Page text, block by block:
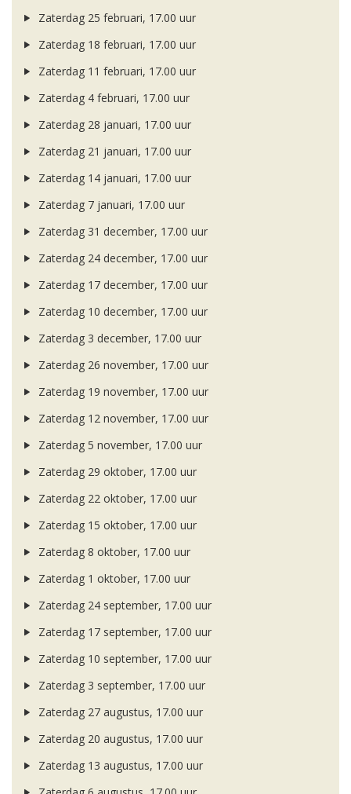
Zaterdag 25 februari, 17.00 uur
Zaterdag 18 februari, 17.00 uur
Zaterdag 11 februari, 17.00 uur
Zaterdag 4 februari, 17.00 uur
Zaterdag 28 januari, 17.00 uur
Zaterdag 21 januari, 17.00 uur
Zaterdag 14 januari, 17.00 uur
Zaterdag 7 januari, 17.00 uur
Zaterdag 31 december, 17.00 uur
Zaterdag 24 december, 17.00 uur
Zaterdag 17 december, 17.00 uur
Zaterdag 10 december, 17.00 uur
Zaterdag 3 december, 17.00 uur
Zaterdag 26 november, 17.00 uur
Zaterdag 19 november, 17.00 uur
Zaterdag 12 november, 17.00 uur
Zaterdag 5 november, 17.00 uur
Zaterdag 29 oktober, 17.00 uur
Zaterdag 22 oktober, 17.00 uur
Zaterdag 15 oktober, 17.00 uur
Zaterdag 8 oktober, 17.00 uur
Zaterdag 1 oktober, 17.00 uur
Zaterdag 24 september, 17.00 uur
Zaterdag 17 september, 17.00 uur
Zaterdag 10 september, 17.00 uur
Zaterdag 3 september, 17.00 uur
Zaterdag 27 augustus, 17.00 uur
Zaterdag 20 augustus, 17.00 uur
Zaterdag 13 augustus, 17.00 uur